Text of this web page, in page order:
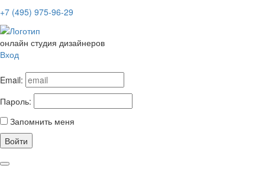
+7 (495) 975-96-29
онлайн студия дизайнеров
Вход
Email:
Пароль:
Запомнить меня
Войти